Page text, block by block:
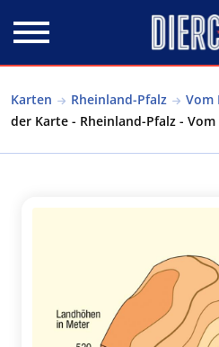
Karten Rheinland-Pfalz Vom
der Karte - Rheinland-Pfalz -